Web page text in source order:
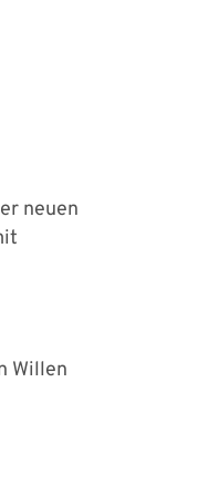
neuen
Willen